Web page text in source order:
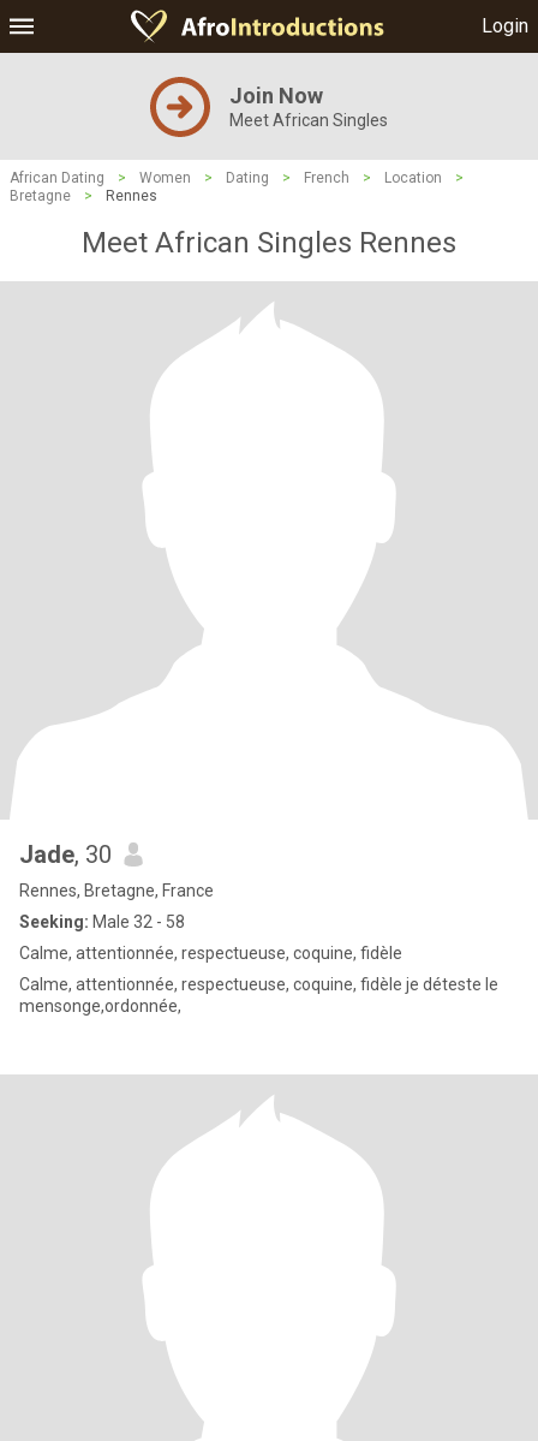
Login
Join Now
Meet African Singles
African Dating > Women > Dating > French > Location
>
Bretagne
> Rennes
Meet African Singles Rennes
Jade, 30
Rennes, Bretagne, France
Seeking: Male 32 - 58
Calme, attentionnée, respectueuse, coquine, fidèle
Calme, attentionnée, respectueuse, coquine, fidèle je déteste le
mensonge,ordonnée,